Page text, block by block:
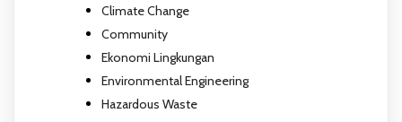
Climate Change
Community
Ekonomi Lingkungan
Environmental Engineering
Hazardous Waste